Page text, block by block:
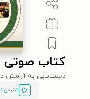
کتاب
دست‌یابی به آرامش
شنیدن